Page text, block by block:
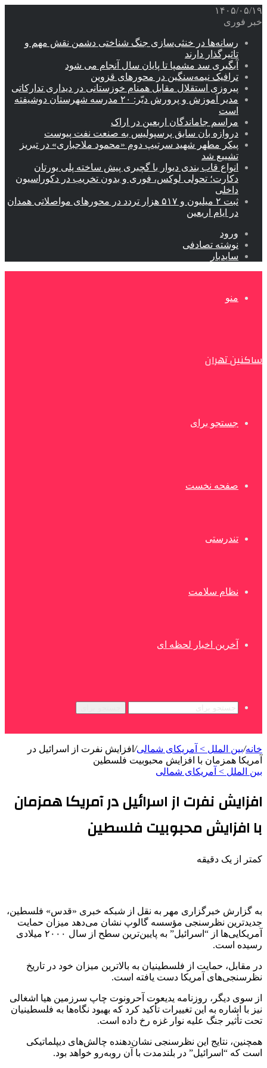
۱۴۰۵/۰۵/۱۹
خبر فوری
رسانه‌ها در خنثی‌سازی جنگ شناختی دشمن نقش‌ مهم و
تاثیرگذار دارند
آبگیری سد مشمپا تا پایان سال آنجام می شود
ترافیک نیمه‌سنگین در محورهای قزوین
پیروزی استقلال مقابل همنام خوزستانی در دیداری تدارکاتی
مدیر آموزش و پرورش دیّر: ۲۰ مدرسه شهرستان دوشیفته
است
مراسم جاماندگان اربعین در اراک
دروازه بان سابق پرسپولیس به صنعت نفت پیوست
پیکر مطهر شهید سرتیپ دوم «محمود ملاجباری» در تبریز
تشییع شد
انواع قاب بندی دیوار با گچبری پیش ساخته پلی یورتان
دکارت؛ تحولی لوکس، فوری و بدون تخریب در دکوراسیون
داخلی
ثبت ۲ میلیون و ۵۱۷ هزار تردد در محورهای مواصلاتی همدان
در ایام اربعین
ورود
نوشته تصادفی
سایدبار
منو
ساکنین تهران
جستجو برای
صفحه نخست
تندرستی
نظام سلامت
آخرین اخبار لحظه ای
خانه/بین الملل > آمریکای شمالی/ افزایش نفرت از اسرائیل در
آمریکا همزمان با افزایش محبوبیت فلسطین
بین الملل > آمریکای شمالی
افزایش نفرت از اسرائیل در آمریکا همزمان
با افزایش محبوبیت فلسطین
کمتر از یک دقیقه
به گزارش خبرگزاری مهر به نقل از شبکه خبری «قدس» فلسطین،
جدیدترین نظرسنجی مؤسسه گالوپ نشان می‌دهد میزان حمایت
آمریکایی‌ها از “اسرائیل” به پایین‌ترین سطح از سال ۲۰۰۰ میلادی
رسیده است.
در مقابل، حمایت از فلسطینیان به بالاترین میزان خود در تاریخ
نظرسنجی‌های آمریکا دست یافته است.
از سوی دیگر، روزنامه یدیعوت آحرونوت چاپ سرزمین هیا اشغالی
نیز با اشاره به این تغییرات تأکید کرد که بهبود نگاه‌ها به فلسطینیان
تحت تأثیر جنگ علیه نوار غزه رخ داده است.
همچنین، نتایج این نظرسنجی نشان‌دهنده چالش‌های دیپلماتیکی
است که “اسرائیل” در بلندمدت با آن روبه‌رو خواهد بود.